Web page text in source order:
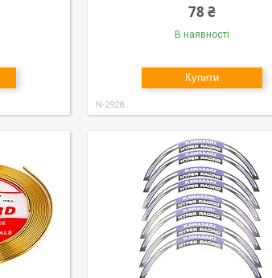
78 ₴
В наявності
Купити
N-2928